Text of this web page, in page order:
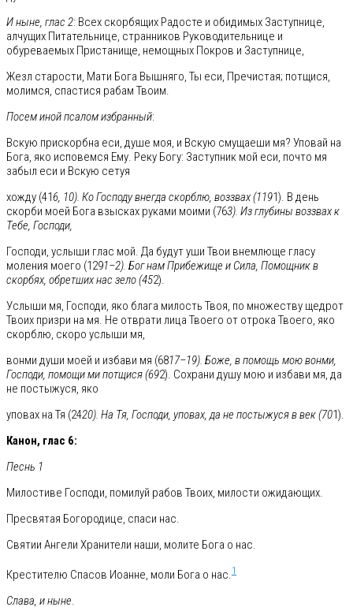
И ныне, глас 2: Всех скорбящих Радосте и обидимых Заступнице,
алчущих Питательнице, странников Руководительнице и
обуреваемых Пристанище, немощных Покров и Заступнице,
Жезл старости, Мати Бога Вышняго, Ты еси, Пречистая; потщися,
молимся, спастися рабам Твоим.
Посем иной псалом избранный:
Вскую прискорбна еси, душе моя, и Вскую смущаеши мя? Уповай на
Бога, яко исповемся Ему. Реку Богу: Зacтупник мой еси, почто мя
забыл еси и Вскую сетуя
хожду (416, 10). Ко Господу внегда скорблю, воззвах (1191). В день
скорби моей Бога взысках руками моими (763). Из глубины воззвах к
Тебе, Господи,
Господи, услыши глас мой. Да будут уши Твои внемлюще гласу
моления моего (1291–2). Бог нам Прибежище и Сила, Помощник в
скорбях, обретших нас зело (452).
Услыши мя, Господи, яко блага милость Твоя, по множеству щедрот
Твоих призри на мя. Не отврати лица Твоего от отрока Твоего, яко
скорблю, скоро услыши мя,
вонми души моей и избави мя (6817–19). Боже, в помощь мою вонми,
Господи, помощи ми потщися (692). Сохрани душу мою и избави мя, да
не постыжуся, яко
уповах на Тя (2420). На Тя, Господи, уповах, да не постыжуся в век (701).
Канон, глас 6:
Песнь 1
Милостиве Господи, помилуй рабов Твоих, милости ожидающих.
Пресвятая Богородице, спаси нас.
Святии Ангели Хранители наши, молите Бога о нас.
Крестителю Спасов Иоанне, моли Бога о нас.1
Слава, и ныне.